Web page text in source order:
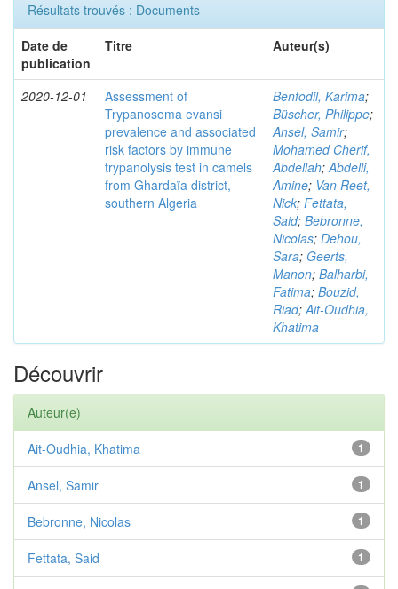
Résultats trouvés : Documents
Date de
publication
Titre Auteur(s)
2020-12-01
Assessment of
Trypanosoma evansi
prevalence and associated
risk factors by immune
trypanolysis test in camels
from Ghardaïa district,
southern Algeria
Benfodil, Karima;
Büscher, Philippe;
Ansel, Samir;
Mohamed Cherif,
Abdellah;Abdelli,
Amine; Van Reet,
Nick; Fettata,
Said; Bebronne,
Nicolas; Dehou,
Sara; Geerts,
Manon; Balharbi,
Fatima; Bouzid,
Riad;Ait-Oudhia,
Khatima
Découvrir
Auteur(e)
1
Ait-Oudhia, Khatima
1
Ansel, Samir
1
Bebronne, Nicolas
1
Fettata, Said